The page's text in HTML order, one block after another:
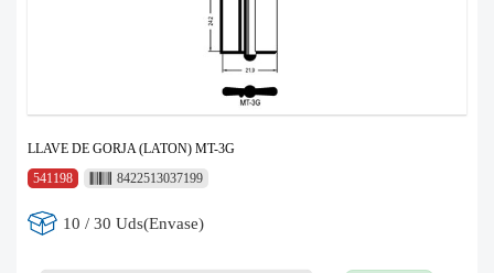
LLAVE DE GORJA (LATON) MT-3G
541198
8422513037199
10 / 30 Uds(Envase)